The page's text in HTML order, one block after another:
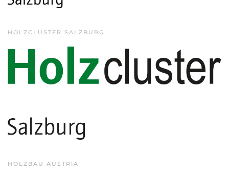
HOLZCLUSTER SALZBURG
HOLZBAU AUSTRIA